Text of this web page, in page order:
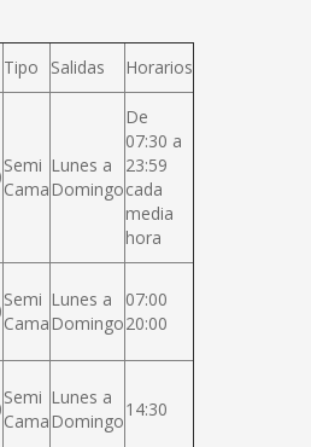
Tipo Salidas Horarios
Semi
Cama
Lunes a
Domingo
De
07:30 a
23:59
cada
media
hora
Semi
Cama
Lunes a
Domingo
07:00
20:00
Semi
Cama
Lunes a
Domingo
14:30